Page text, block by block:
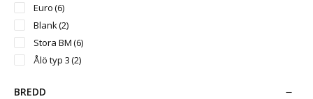
Euro(6)
Blank(2)
Stora BM(6)
Ålö typ 3(2)
BREDD